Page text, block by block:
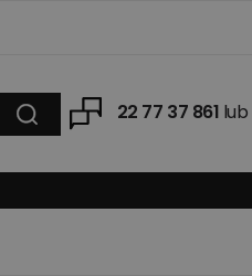
22 77 37 861 lub